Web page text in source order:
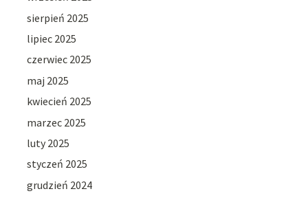
sierpień 2025
lipiec 2025
czerwiec 2025
maj 2025
kwiecień 2025
marzec 2025
luty 2025
styczeń 2025
grudzień 2024